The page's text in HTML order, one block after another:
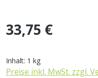
Regulärer Preis:
33,75 €
Inhalt: 1 kg
Preise inkl. MwSt. zzgl.